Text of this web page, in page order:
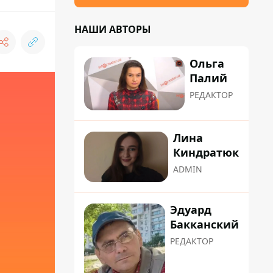
НАШИ АВТОРЫ
Ольга
Палий
РЕДАКТОР
Лина
Киндратюк
ADMIN
Эдуард
Бакканский
РЕДАКТОР